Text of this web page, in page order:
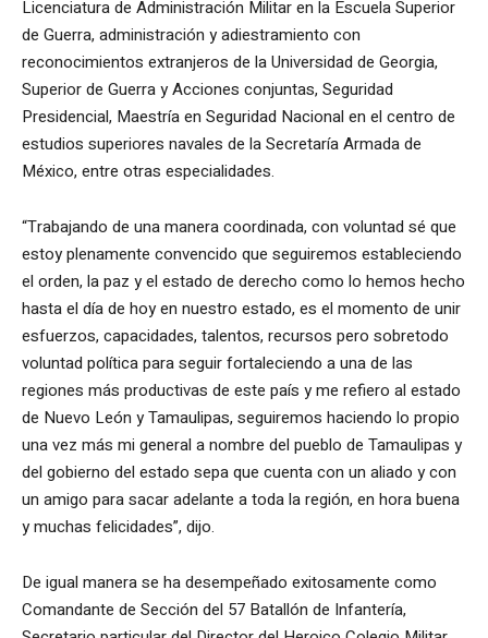
Licenciatura de Administración Militar en la Escuela Superior
de Guerra, administración y adiestramiento con
reconocimientos extranjeros de la Universidad de Georgia,
Superior de Guerra y Acciones conjuntas, Seguridad
Presidencial, Maestría en Seguridad Nacional en el centro de
estudios superiores navales de la Secretaría Armada de
México, entre otras especialidades.
“Trabajando de una manera coordinada, con voluntad sé que
estoy plenamente convencido que seguiremos estableciendo
el orden, la paz y el estado de derecho como lo hemos hecho
hasta el día de hoy en nuestro estado, es el momento de unir
esfuerzos, capacidades, talentos, recursos pero sobretodo
voluntad política para seguir fortaleciendo a una de las
regiones más productivas de este país y me refiero al estado
de Nuevo León y Tamaulipas, seguiremos haciendo lo propio
una vez más mi general a nombre del pueblo de Tamaulipas y
del gobierno del estado sepa que cuenta con un aliado y con
un amigo para sacar adelante a toda la región, en hora buena
y muchas felicidades”, dijo.
De igual manera se ha desempeñado exitosamente como
Comandante de Sección del 57 Batallón de Infantería,